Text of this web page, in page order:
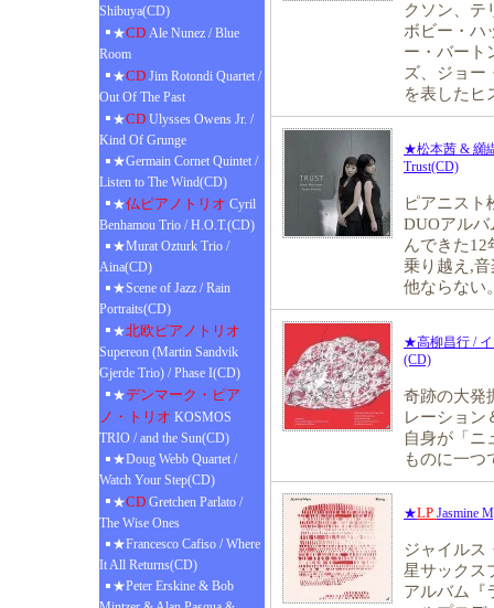
Shibuya(CD)
★CD Ale Nunez / Blue
Room
★CD Jim Rotondi Quartet /
Out Of The Past
★CD Ulysses Owens Jr. /
Kind Of Grunge
★Germain Cornet Quintet /
Listen to The Wind(CD)
★仏ピアノトリオ Cyril
Benhamou Trio / H.O.T.(CD)
★Murat Ozturk Trio /
Aina(CD)
★Scene of Jazz / Rain
Portraits(CD)
★北欧ピアノトリオ
Supereon (Martin Sandvik
Gjerde Trio) / Phase I(CD)
★デンマーク・ピア
ノ・トリオ KOSMOS
TRIO / and the Sun(CD)
★Doug Webb Quartet /
Watch Your Step(CD)
★CD Gretchen Parlato /
The Wise Ones
★Francesco Cafiso / Where
It All Returns(CD)
★Peter Erskine & Bob
クソン、テ
ボビー・ハ
ー・バート
ズ、ジョー
を表したヒ
★松本茜 & 纐
Trust(CD)
ピアニスト
DUOアル
んできた12
乗り越え,
他ならない
★高柳昌行 / イ
(CD)
奇跡の大発
レーション
自身が「ニ
ものに一つ
★LP Jasmine
ジャイルス
星サックス
アルバム『